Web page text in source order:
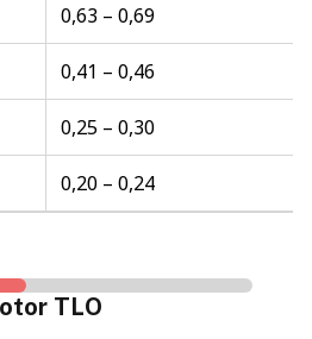
0,63 – 0,69
0,41 – 0,46
0,25 – 0,30
0,20 – 0,24
TLO